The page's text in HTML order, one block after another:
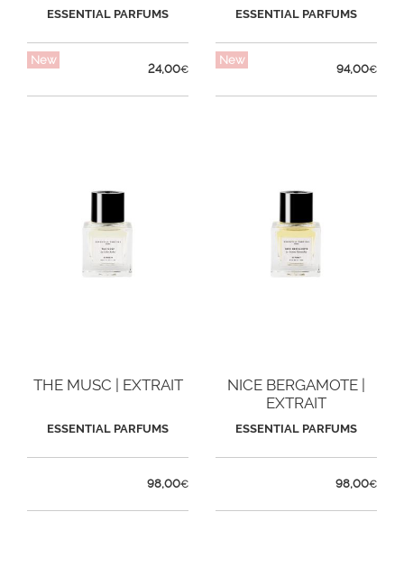
ESSENTIAL PARFUMS
New
24,00€
ESSENTIAL PARFUMS
New
94,00€
THE MUSC | EXTRAIT
ESSENTIAL PARFUMS
98,00€
NICE BERGAMOTE |
EXTRAIT
ESSENTIAL PARFUMS
98,00€